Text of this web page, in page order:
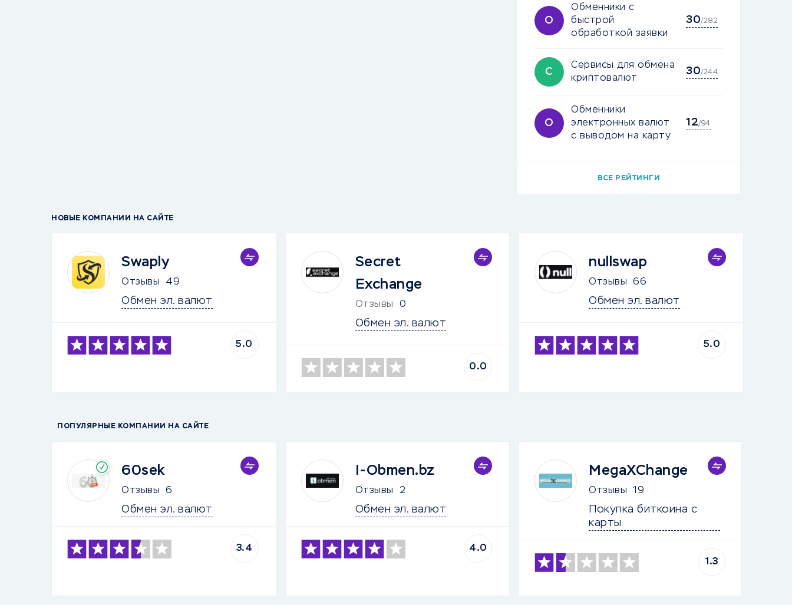
О
Обменники с
быстрой
обработкой заявки
30/282
С
Сервисы для обмена
криптовалют
30/244
О
Обменники
электронных валют
с выводом на карту
12/94
ВСЕ РЕЙТИНГИ
НОВЫЕ КОМПАНИИ НА САЙТЕ
Swaply
Отзывы 49
Обмен эл. валют
5.0
Secret
Exchange
Отзывы 0
Обмен эл. валют
0.0
nullswap
Отзывы 66
Обмен эл. валют
5.0
ПОПУЛЯРНЫЕ КОМПАНИИ НА САЙТЕ
60sek
Отзывы 6
Обмен эл. валют
3.4
I-Obmen.bz
Отзывы 2
Обмен эл. валют
4.0
MegaXChange
Отзывы 19
Покупка биткоина с
карты
1.3